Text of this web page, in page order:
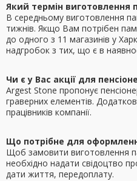
Який термін виготовлення
В середньому виготовлення
тижнів. Якщо Вам потрібен
до одного з 11 магазинів у
надгробок з тих, що є в
Чи є у Вас акції для
Argest Stone пропонує
граверних елементів.
працівників компанії.
Що потрібне для
Щоб замовити виготовлення
необхідно надати свідоцтво
дати життя, передоплату.